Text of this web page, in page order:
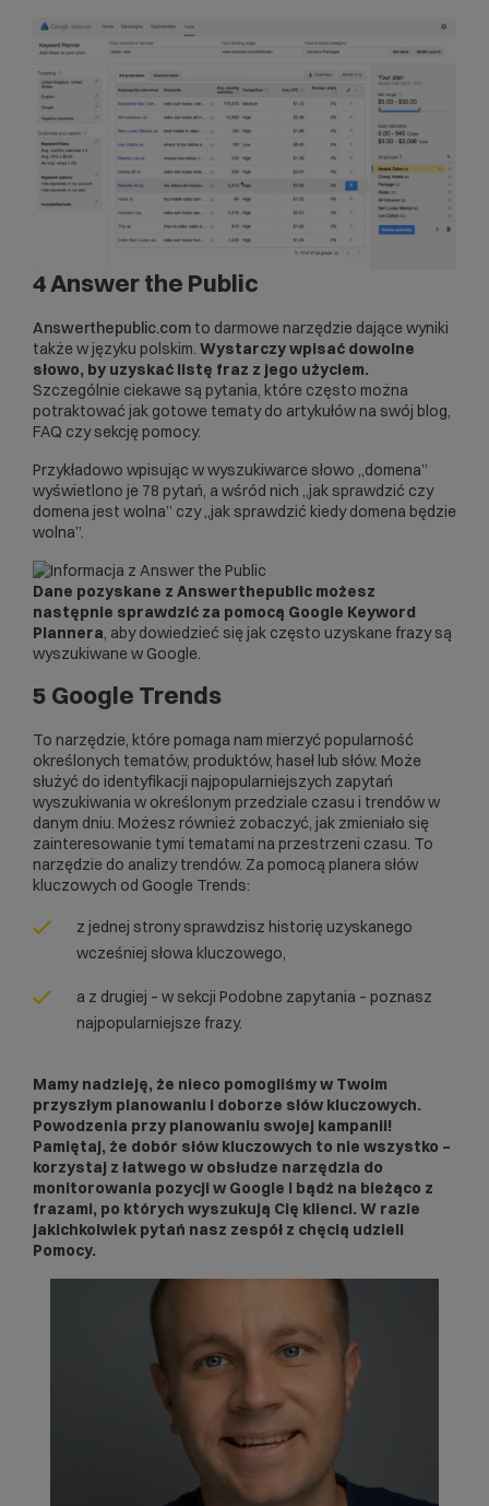
4 Answer the Public
Answerthepublic.com to darmowe narzędzie dające wyniki
także w języku polskim. Wystarczy wpisać dowolne
słowo, by uzyskać listę fraz z jego użyciem.
Szczególnie ciekawe są pytania, które często można
potraktować jak gotowe tematy do artykułów na swój blog,
FAQ czy sekcję pomocy.
Przykładowo wpisując w wyszukiwarce słowo „domena”
wyświetlono je 78 pytań, a wśród nich „jak sprawdzić czy
domena jest wolna” czy „jak sprawdzić kiedy domena będzie
wolna”.
Dane pozyskane z Answerthepublic możesz
następnie sprawdzić za pomocą Google Keyword
Plannera, aby dowiedzieć się jak często uzyskane frazy są
wyszukiwane w Google.
5 Google Trends
To narzędzie, które pomaga nam mierzyć popularność
określonych tematów, produktów, haseł lub słów. Może
służyć do identyfikacji najpopularniejszych zapytań
wyszukiwania w określonym przedziale czasu i trendów w
danym dniu. Możesz również zobaczyć, jak zmieniało się
zainteresowanie tymi tematami na przestrzeni czasu. To
narzędzie do analizy trendów. Za pomocą planera słów
kluczowych od Google Trends:
z jednej strony sprawdzisz historię uzyskanego
wcześniej słowa kluczowego,
a z drugiej – w sekcji Podobne zapytania – poznasz
najpopularniejsze frazy.
Mamy nadzieję, że nieco pomogliśmy w Twoim
przyszłym planowaniu i doborze słów kluczowych.
Powodzenia przy planowaniu swojej kampanii!
Pamiętaj, że dobór słów kluczowych to nie wszystko –
korzystaj z łatwego w obsłudze narzędzia do
monitorowania pozycji w Google i bądź na bieżąco z
frazami, po których wyszukują Cię klienci. W razie
jakichkolwiek pytań nasz zespół z chęcią udzieli
Pomocy.